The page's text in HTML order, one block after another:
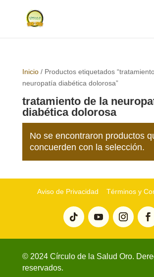
Inicio/ Productos etiquetados
neuropatía diabética dolorosa”
tratamiento de la
diabética dolorosa
No se encontraron productos
concuerden con la selección.
Aviso de Privacidad Términos y
© 2024 Círculo de la Salud Oro.
reservados.